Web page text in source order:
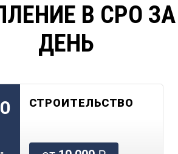
В СРО
ДЕНЬ
СТРОИТЕЛЬСТВО